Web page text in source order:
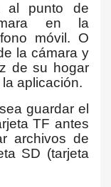
al punto de
en la
móvil. O
la cámara y
de su hogar
aplicación.
guardar el
TF antes
archivos de
SD (tarjeta